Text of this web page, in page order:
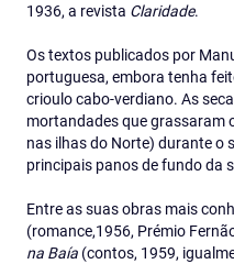
1936, a revista Claridade.
Os textos publicados por
portuguesa, embora tenha
crioulo cabo-verdiano. As
mortandades que grassaram
nas ilhas do Norte) durante o
principais panos de fundo da
Entre as suas obras mais
(romance,1956, Prémio
na Baía (contos, 1959,